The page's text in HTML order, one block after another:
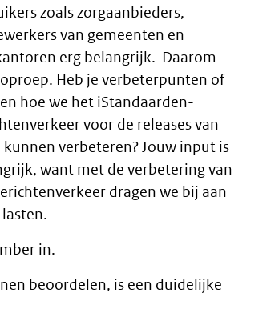
zoals zorgaanbieders,
van gemeenten en
erg belangrijk. Daarom
Heb je verbeterpunten of
hoe we het iStandaarden-
voor de releases van
kunnen verbeteren? Jouw input is
want met de verbetering van
dragen we bij aan
in.
beoordelen, is een duidelijke